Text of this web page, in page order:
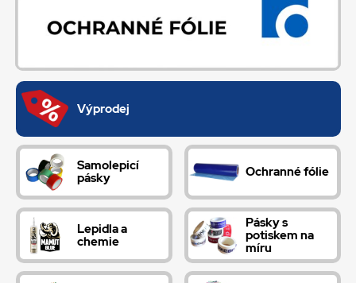
Výprodej
Samolepicí
pásky Ochranné fólie
Lepidla a
chemie
Pásky s
potiskem na
míru